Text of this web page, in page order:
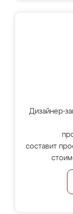
Дизайнер-
составит